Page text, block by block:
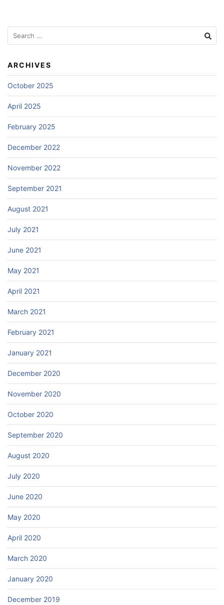
Search
for:
ARCHIVES
October 2025
April 2025
February 2025
December 2022
November 2022
September 2021
August 2021
July 2021
June 2021
May 2021
April 2021
March 2021
February 2021
January 2021
December 2020
November 2020
October 2020
September 2020
August 2020
July 2020
June 2020
May 2020
April 2020
March 2020
January 2020
December 2019